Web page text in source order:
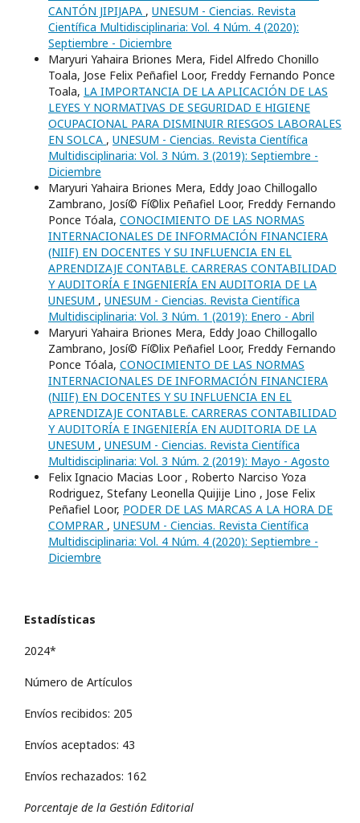
CANTÓN JIPIJAPA , UNESUM - Ciencias. Revista
Científica Multidisciplinaria: Vol. 4 Núm. 4 (2020):
Septiembre - Diciembre
Maryuri Yahaira Briones Mera, Fidel Alfredo Chonillo
Toala, Jose Felix Peñafiel Loor, Freddy Fernando Ponce
Toala, LA IMPORTANCIA DE LA APLICACIÓN DE LAS
LEYES Y NORMATIVAS DE SEGURIDAD E HIGIENE
OCUPACIONAL PARA DISMINUIR RIESGOS LABORALES
EN SOLCA , UNESUM - Ciencias. Revista Científica
Multidisciplinaria: Vol. 3 Núm. 3 (2019): Septiembre -
Diciembre
Maryuri Yahaira Briones Mera, Eddy Joao Chillogallo
Zambrano, Josí© Fí©lix Peñafiel Loor, Freddy Fernando
Ponce Tóala, CONOCIMIENTO DE LAS NORMAS
INTERNACIONALES DE INFORMACIÓN FINANCIERA
(NIIF) EN DOCENTES Y SU INFLUENCIA EN EL
APRENDIZAJE CONTABLE. CARRERAS CONTABILIDAD
Y AUDITORÍA E INGENIERÍA EN AUDITORIA DE LA
UNESUM , UNESUM - Ciencias. Revista Científica
Multidisciplinaria: Vol. 3 Núm. 1 (2019): Enero - Abril
Maryuri Yahaira Briones Mera, Eddy Joao Chillogallo
Zambrano, Josí© Fí©lix Peñafiel Loor, Freddy Fernando
Ponce Tóala, CONOCIMIENTO DE LAS NORMAS
INTERNACIONALES DE INFORMACIÓN FINANCIERA
(NIIF) EN DOCENTES Y SU INFLUENCIA EN EL
APRENDIZAJE CONTABLE. CARRERAS CONTABILIDAD
Y AUDITORÍA E INGENIERÍA EN AUDITORIA DE LA
UNESUM , UNESUM - Ciencias. Revista Científica
Multidisciplinaria: Vol. 3 Núm. 2 (2019): Mayo - Agosto
Felix Ignacio Macias Loor , Roberto Narciso Yoza
Rodriguez, Stefany Leonella Quijije Lino , Jose Felix
Peñafiel Loor, PODER DE LAS MARCAS A LA HORA DE
COMPRAR , UNESUM - Ciencias. Revista Científica
Multidisciplinaria: Vol. 4 Núm. 4 (2020): Septiembre -
Diciembre
Estadísticas
2024*
Número de Artículos
Envíos recibidos: 205
Envíos aceptados: 43
Envíos rechazados: 162
Porcentaje de la Gestión Editorial